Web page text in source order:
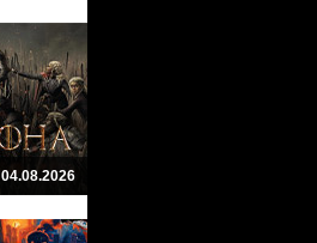
04.08.2026